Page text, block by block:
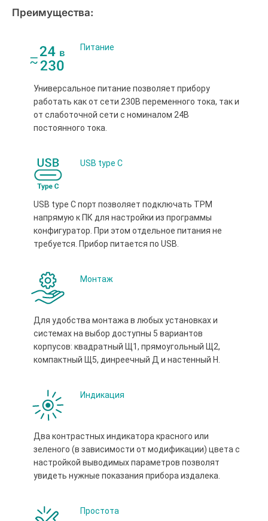
Преимущества:
Питание
Универсальное питание позволяет прибору
работать как от сети 230В переменного тока, так и
от слаботочной сети с номиналом 24В
постоянного тока.
USB type С
USB type С порт позволяет подключать ТРМ
напрямую к ПК для настройки из программы
конфигуратор. При этом отдельное питания не
требуется. Прибор питается по USB.
Монтаж
Для удобства монтажа в любых установках и
системах на выбор доступны 5 вариантов
корпусов: квадратный Щ1, прямоугольный Щ2,
компактный Щ5, динреечный Д и настенный Н.
Индикация
Два контрастных индикатора красного или
зеленого (в зависимости от модификации) цвета с
настройкой выводимых параметров позволят
увидеть нужные показания прибора издалека.
Простота